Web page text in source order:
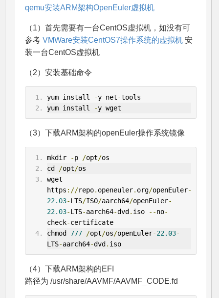
qemu安装ARM架构OpenEuler虚拟机
（1）首先需要有一台CentOS虚拟机，如没有可
参考 VMWare安装CentOS7操作系统的虚拟机 安
装一台CentOS虚拟机
（2）安装基础命令
yum install -y net-tools
yum install
-y wget
（3）下载ARM架构的openEuler操作系统镜像
mkdir -p /opt/os
cd
/opt/os
wget
https ://repo. openeuler. org/openEuler-
22.03-LTS/ISO/aarch64/openEuler-
22.03-LTS-aarch64-dvd . iso --no-
check-certificate
chmod 777 /opt/os/openEuler-22.03-
LTS-aarch64-dvd . iso
（4）下载ARM架构的EFI
路径为 /usr/share/AAVMF/AAVMF_CODE.fd